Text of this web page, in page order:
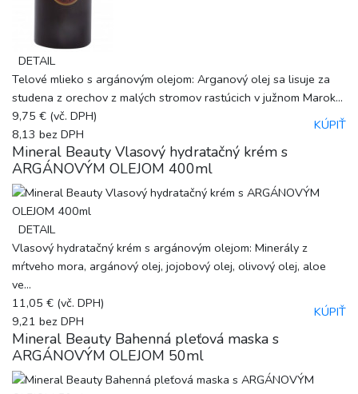
DETAIL
Telové mlieko s argánovým olejom: Arganový olej sa lisuje za
studena z orechov z malých stromov rastúcich v južnom Marok...
9,75 € (vč. DPH)
8,13 bez DPH
KÚPIŤ
Mineral Beauty Vlasový hydratačný krém s
ARGÁNOVÝM OLEJOM 400ml
DETAIL
Vlasový hydratačný krém s argánovým olejom: Minerály z
mŕtveho mora, argánový olej, jojobový olej, olivový olej, aloe
ve...
11,05 € (vč. DPH)
9,21 bez DPH
KÚPIŤ
Mineral Beauty Bahenná pleťová maska s
ARGÁNOVÝM OLEJOM 50ml